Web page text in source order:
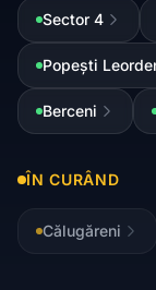
Sector 4
Popești
Berceni
ÎN CURÂND
Călugăreni